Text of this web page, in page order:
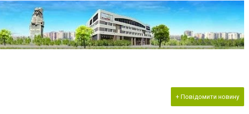
+ Повідомити новину